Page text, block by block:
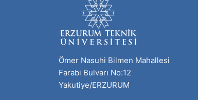
Ömer Nasuhi Bilmen Mahallesi
Farabi Bulvarı No:12
Yakutiye/ERZURUM